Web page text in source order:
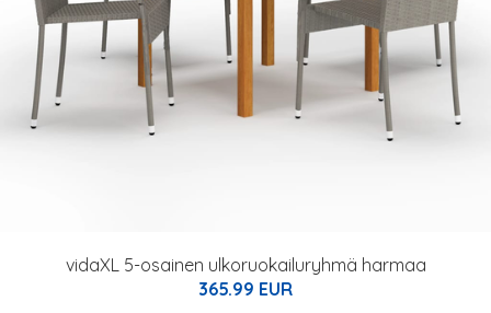
vidaXL 5-osainen ulkoruokailuryhmä harmaa
365.99 EUR